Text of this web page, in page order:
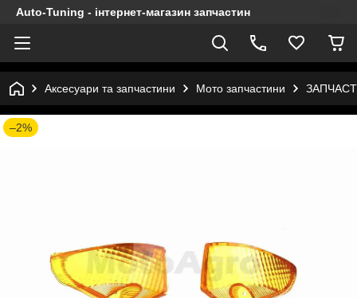
Auto-Tuning - інтернет-магазин запчастин
Аксесуари та запчастини Мото запчастини
–2%